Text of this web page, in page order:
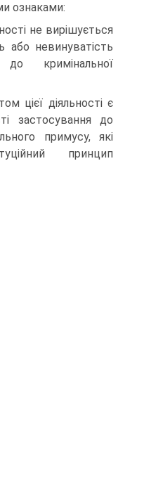
ознаками:
не вирішується
або невинуватість
кримінальної
цієї діяльності є
застосування до
примусу, які
принцип